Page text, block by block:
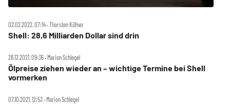
02.02.2022, 07:14 ‧ Thorsten Küfner
Shell: 28,6 Milliarden Dollar sind drin
28.12.2021, 09:36 ‧ Marion Schlegel
Ölpreise ziehen wieder an – wichtige Termine bei Shell
vormerken
07.10.2021, 12:53 ‧ Marion Schlegel